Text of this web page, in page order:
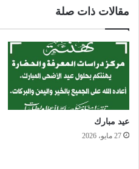
مقالات ذات صلة
عيد مبارك
27 مايو، 2026